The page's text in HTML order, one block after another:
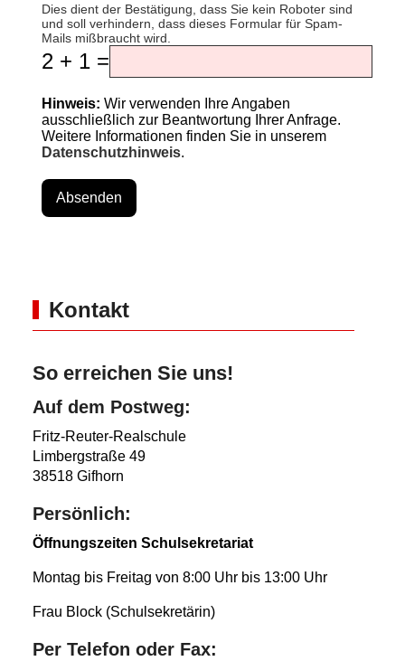
Dies dient der Bestätigung, dass Sie kein Roboter sind
und soll verhindern, dass dieses Formular für Spam-
Mails mißbraucht wird.
2 + 1 =
Hinweis: Wir verwenden Ihre Angaben
ausschließlich zur Beantwortung Ihrer Anfrage.
Weitere Informationen finden Sie in unserem
Datenschutzhinweis.
Absenden
Kontakt
So erreichen Sie uns!
Auf dem Postweg:
Fritz-Reuter-Realschule
Limbergstraße 49
38518 Gifhorn
Persönlich:
Öffnungszeiten Schulsekretariat
Montag bis Freitag von 8:00 Uhr bis 13:00 Uhr
Frau Block (Schulsekretärin)
Per Telefon oder Fax: